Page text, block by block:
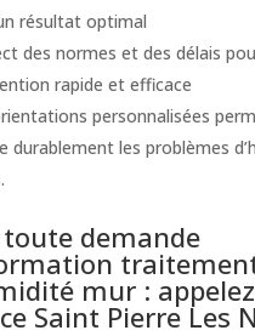
résultat optimal
des normes et des délais
rapide et efficace
personnalisées
durablement les problèmes
toute demande
mur :
Saint Pierre Les